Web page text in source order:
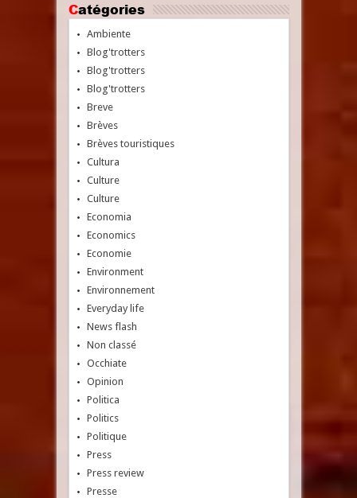
Catégories
Ambiente
Blog'trotters
Blog'trotters
Blog'trotters
Breve
Brèves
Brèves touristiques
Cultura
Culture
Culture
Economia
Economics
Economie
Environment
Environnement
Everyday life
News flash
Non classé
Occhiate
Opinion
Politica
Politics
Politique
Press
Press review
Presse